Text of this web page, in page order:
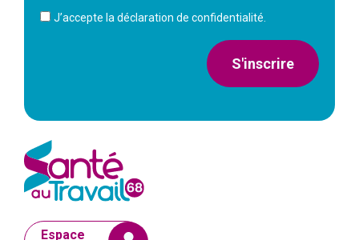
J’accepte la déclaration de confidentialité.
S'inscrire
Espace